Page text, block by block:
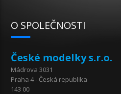
O SPOLEČNOSTI
České modelky s.r.o.
Mádrova 3031
Praha 4 - Česká republika
143 00